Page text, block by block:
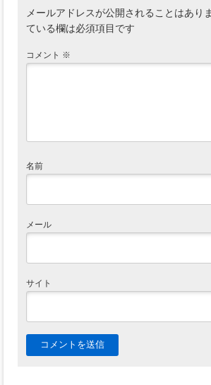
メールアドレスが公開されることはあり
ている欄は必須項目です
コメント ※
名前
メール
サイト